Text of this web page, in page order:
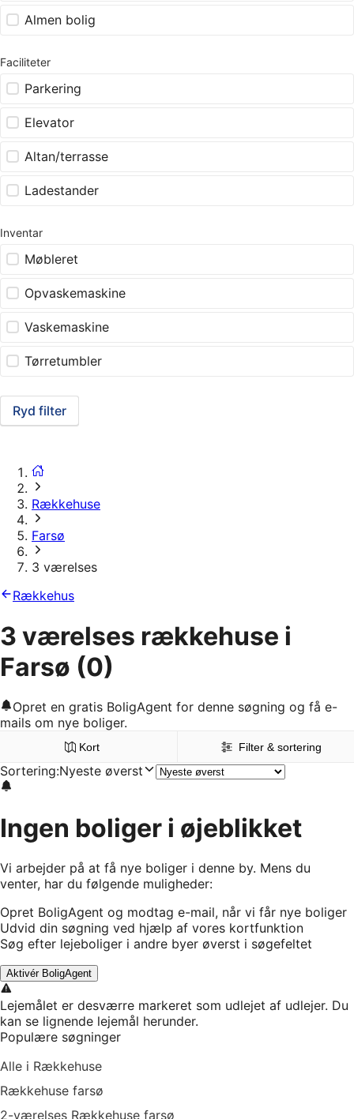
Almen bolig
Faciliteter
Parkering
Elevator
Altan/terrasse
Ladestander
Inventar
Møbleret
Opvaskemaskine
Vaskemaskine
Tørretumbler
Ryd filter
Rækkehuse
Farsø
3 værelses
Rækkehus
3 værelses rækkehuse i
Farsø (0)
Opret en gratis BoligAgent for denne søgning og få e-
mails om nye boliger.
Kort Filter & sortering
Sortering:Nyeste øverst
Ingen boliger i øjeblikket
Vi arbejder på at få nye boliger i denne by. Mens du
venter, har du følgende muligheder:
Opret BoligAgent og modtag e-mail, når vi får nye boliger
Udvid din søgning ved hjælp af vores kortfunktion
Søg efter lejeboliger i andre byer øverst i søgefeltet
Aktivér BoligAgent
Lejemålet er desværre markeret som udlejet af udlejer. Du
kan se lignende lejemål herunder.
Populære søgninger
Alle i Rækkehuse
Rækkehuse farsø
2-værelses Rækkehuse farsø